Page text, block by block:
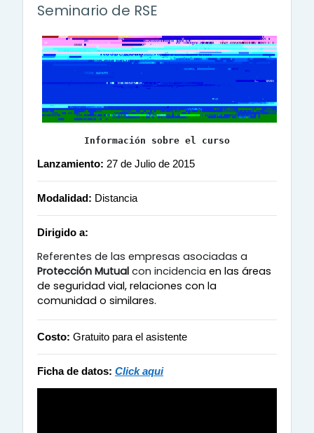
Seminario de RSE
Información sobre el curso
Lanzamiento: 27 de Julio de 2015
Modalidad: Distancia
Dirigido a:
Referentes de las empresas asociadas a
Protección Mutual con incidencia en las áreas
de seguridad vial, relaciones con la
comunidad o similares.
Costo: Gratuito para el asistente
Ficha de datos: Click aqui